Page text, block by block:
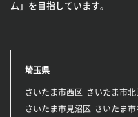
ム」を目指しています。
埼玉県
さいたま市西区 さいたま市北
さいたま市見沼区
さいたま市